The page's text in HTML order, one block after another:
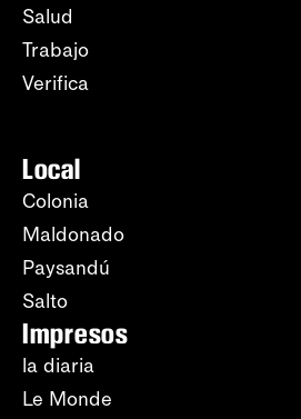
Salud
Trabajo
Verifica
Local
Colonia
Maldonado
Paysandú
Salto
Impresos
la diaria
Le Monde